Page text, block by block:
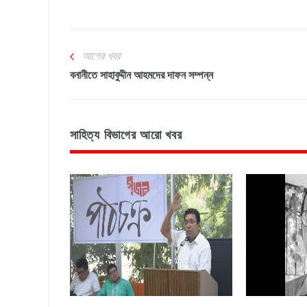
আগের খবর
বনানীতে সাহাবুদ্দীন আহমদের দাফন সম্পন্ন
সাহিত্য বিভাগের আরো খবর